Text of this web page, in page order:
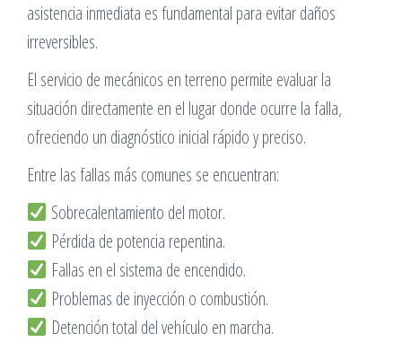
asistencia inmediata es fundamental para evitar daños
irreversibles.
El servicio de mecánicos en terreno permite evaluar la
situación directamente en el lugar donde ocurre la falla,
ofreciendo un diagnóstico inicial rápido y preciso.
Entre las fallas más comunes se encuentran:
Sobrecalentamiento del motor.
Pérdida de potencia repentina.
Fallas en el sistema de encendido.
Problemas de inyección o combustión.
Detención total del vehículo en marcha.